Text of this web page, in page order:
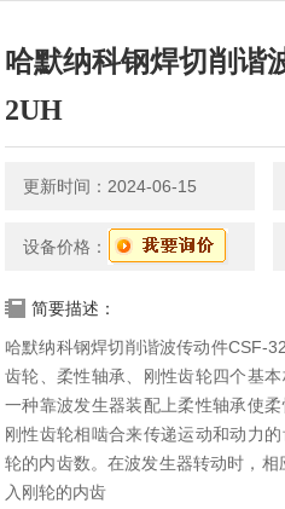
哈默纳科钢焊切削谐
2UH
更新时间：2024-06-15
设备价格：
简要描述：
哈默纳科钢焊切削谐波传动件CSF-
齿轮、柔性轴承、刚性齿轮四个基
一种靠波发生器装配上柔性轴承使
刚性齿轮相啮合来传递运动和动力
轮的内齿数。在波发生器转动时，
入刚轮的内齿